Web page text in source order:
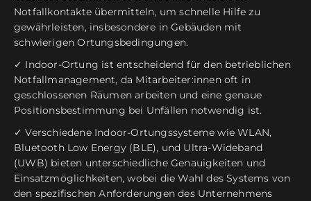
Notfallkontakte übermitteln, um schnelle Hilfe zu
gewährleisten, insbesondere in Gebäuden mit
schwierigen Ortungsbedingungen.
✓ Indoor-Ortung ist entscheidend für den betrieblichen
Notfallmanagement, da Mitarbeiter:innen oft in
geschlossenen Räumen arbeiten und eine genaue
Positionsbestimmung bei Unfällen notwendig ist.
✓ Verschiedene Indoor-Ortungssysteme wie WLAN,
Bluetooth Low Energy (BLE), und Ultra-Wideband
(UWB) bieten unterschiedliche Genauigkeiten und
Einsatzmöglichkeiten, wobei die Wahl des Systems von
den spezifischen Anforderungen des Unternehmens